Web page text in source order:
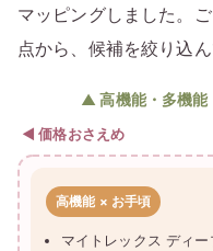
マッピングしました。
点から、候補を絞り込ん
▲ 高機能・多機能
◀ 価格おさえめ
高機能 × お手頃
マイトレックス ディー